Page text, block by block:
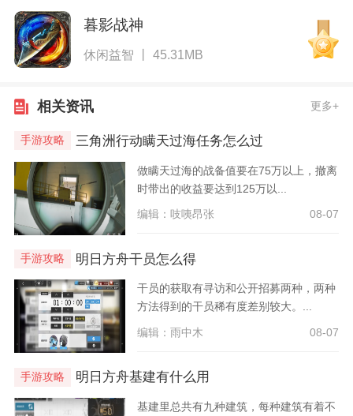
暮影战神
休闲益智 丨 45.31MB
相关资讯 更多+
手游攻略 三角洲行动瞒天过海任务怎么过
做瞒天过海的战备值要在75万以上，撤离
时带出的收益要达到125万以...
编辑：吱咦昂张 08-07
手游攻略 明日方舟干员怎么得
干员的获取有寻访和公开招募两种，两种
方法得到的干员稀有度差别较大。...
编辑：雨中木 08-07
手游攻略 明日方舟基建有什么用
基建里总共有九种建筑，每种建筑有着不